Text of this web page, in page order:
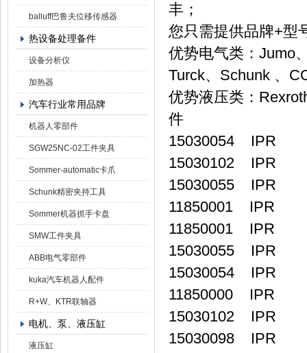
balluff巴鲁夫位移传感器
热设备处理备件
设备分析仪
加热器
汽车行业常用品牌
机器人零部件
SGW25NC-02工件夹具
Sommer-automatic卡爪
Schunk精密夹持工具
Sommer机器抓手卡盘
SMW工件夹具
ABB电气零部件
kuka汽车机器人配件
R+W、KTR联轴器
电机、泵、液压缸
液压缸
丰；
您只需提供品牌+型
优势电气类：Jumo
Turck、
优势液压类：
件
15030054 IPR
15030102 IPR
15030055 IPR
11850001 IPR
11850001 IPR
15030055 IPR
15030054 IPR
11850000 IPR
15030102 IPR
15030098 IPR